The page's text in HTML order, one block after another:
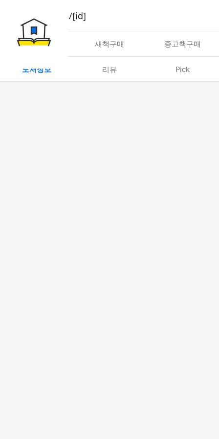
book/rent/[id]
대여 새책구매 중고책구매
도서정보 리뷰 Pick